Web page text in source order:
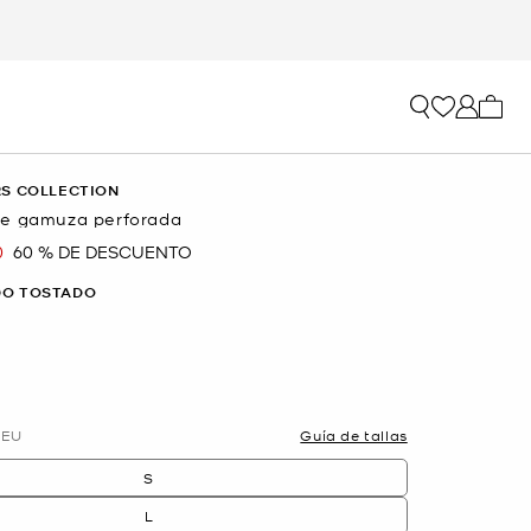
COLLECTION
gamuza perforada
60 % DE DESCUENTO
TOSTADO
EU Guía de tallas
S
L